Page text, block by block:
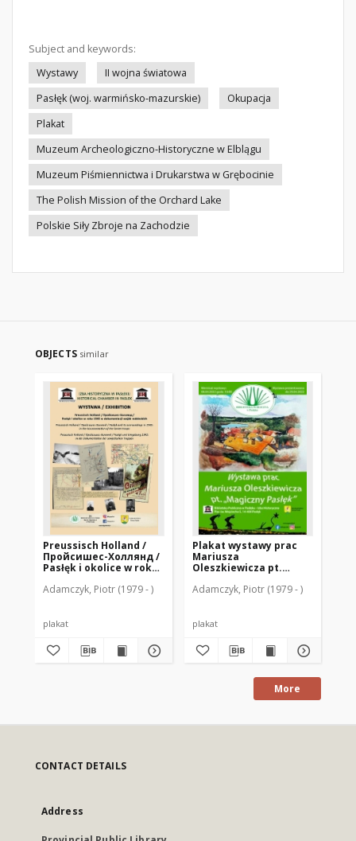
Subject and keywords:
Wystawy
II wojna światowa
Pasłęk (woj. warmińsko-mazurskie)
Okupacja
Plakat
Muzeum Archeologiczno-Historyczne w Elblągu
Muzeum Piśmiennictwa i Drukarstwa w Grębocinie
The Polish Mission of the Orchard Lake
Polskie Siły Zbroje na Zachodzie
OBJECTS similar
Preussisch Holland /
Пройсишес-Холлянд /
Pasłęk i okolice w roku
wojsk radzieckich
Adamczyk, Piotr (1979 - )
plakat
Plakat wystawy prac
Mariusza
Oleszkiewicza pt.
Adamczyk, Piotr (1979 - )
plakat
More
CONTACT DETAILS
Address